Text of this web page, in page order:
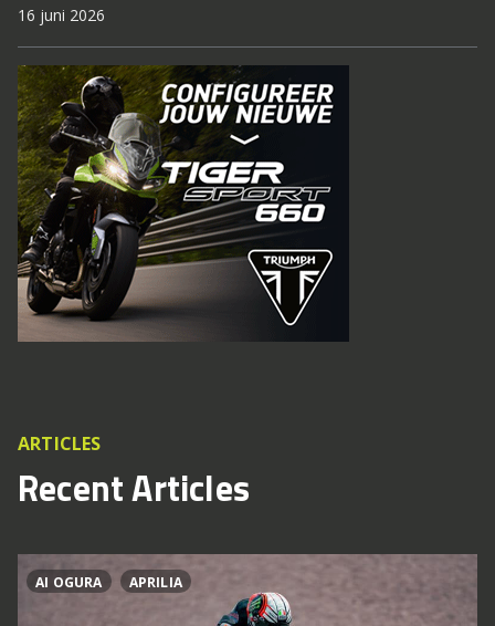
16 juni 2026
ARTICLES
Recent Articles
AI OGURA APRILIA